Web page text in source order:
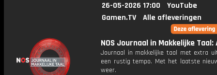
26-05-2026 17:00
YouTube
Gamen.TV
Alle afleveringen
NOS Journaal in Makkelijke Taal:
Journaal in makkelijke taal met extra
een rustig tempo. Met het laatste
weer.